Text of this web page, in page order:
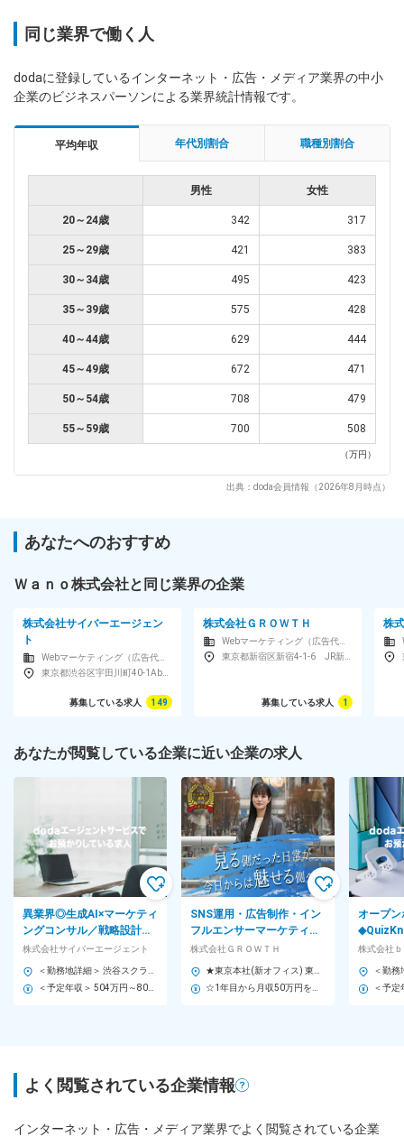
同じ業界で働く人
dodaに登録しているインターネット・広告・メディア業界の中小
企業のビジネスパーソンによる業界統計情報です。
平均年収 年代別割合 職種別割合
男性 女性
20～24歳 342 317
25～29歳 421 383
30～34歳 495 423
35～39歳 575 428
40～44歳 629 444
45～49歳 672 471
50～54歳 708 479
55～59歳 700 508
（万円）
出典：doda会員情報（2026年8月時点）
あなたへのおすすめ
Ｗａｎｏ株式会社と同じ業界の企業
株式会社サイバーエージェン
ト
募集している求人 149
株式会社ＧＲＯＷＴＨ
募集している求人 1
株
あなたが閲覧している企業に近い企業の求人
異業界◎生成AI×マーケティ
ングコンサル／戦略設計～
運用まで◆新たなマーケテ
ィングモデルを確立
株式会社サイバーエージェント
SNS運用・広告制作・イン
フルエンサーマーケティン
グなど【見る側から“魅せる
側”になろう♪】
株式会社ＧＲＯＷＴＨ
オープン
「遊び」
げる／
株式会社
よく閲覧されている企業情報
インターネット・広告・メディア業界でよく閲覧されている企業